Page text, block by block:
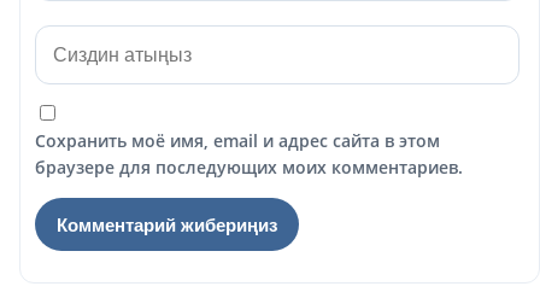
Сохранить моё имя, email и адрес сайта в этом
браузере для последующих моих комментариев.